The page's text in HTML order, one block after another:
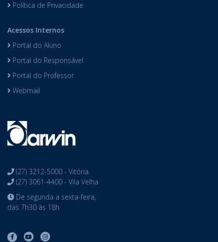
Política de Privacidade
Acessos Internos
Portal do Aluno
Portal do Responsável
Portal do Professor
Webmail
(27) 3212-5000 - Vitória
(27) 3061-4400 - Vila Velha
De segunda a sexta-feira,
das 7h30 às 18h